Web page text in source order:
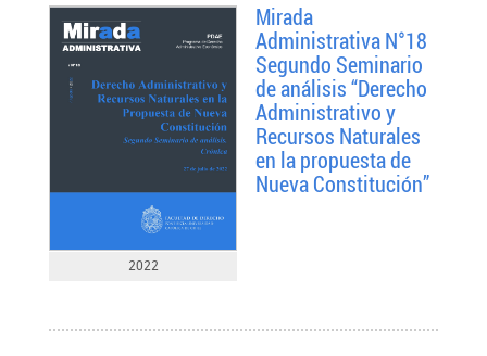
2022
Mirada
Administrativa N°18
Segundo Seminario
de análisis “Derecho
Administrativo y
Recursos Naturales
en la propuesta de
Nueva Constitución”